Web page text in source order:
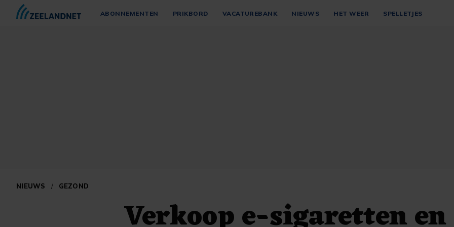
ABONNEMENTEN PRIKBORD VACATUREBANK NIEUWS HET WEER SPELLETJES
NIEUWS / GEZOND